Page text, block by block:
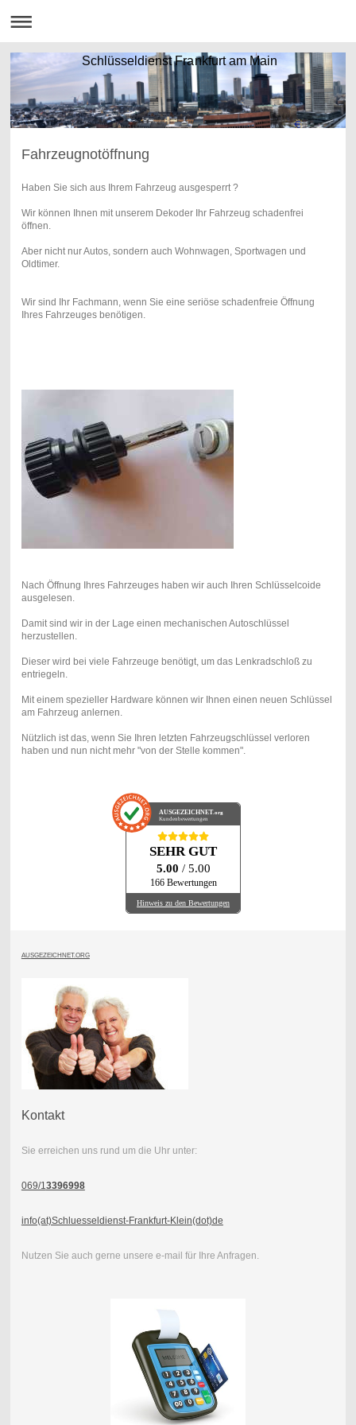
Schlüsseldienst Frankfurt am Main
Fahrzeugnotöffnung
Haben Sie sich aus Ihrem Fahrzeug ausgesperrt ?
Wir können Ihnen mit unserem Dekoder Ihr Fahrzeug schadenfrei
öffnen.
Aber nicht nur Autos, sondern auch Wohnwagen, Sportwagen und
Oldtimer.
Wir sind Ihr Fachmann, wenn Sie eine seriöse schadenfreie Öffnung
Ihres Fahrzeuges benötigen.
Nach Öffnung Ihres Fahrzeuges haben wir auch Ihren Schlüsselcoide
ausgelesen.
Damit sind wir in der Lage einen mechanischen Autoschlüssel
herzustellen.
Dieser wird bei viele Fahrzeuge benötigt, um das Lenkradschloß zu
entriegeln.
Mit einem spezieller Hardware können wir Ihnen einen neuen Schlüssel
am Fahrzeug anlernen.
Nützlich ist das, wenn Sie Ihren letzten Fahrzeugschlüssel verloren
haben und nun nicht mehr "von der Stelle kommen".
AUSGEZEICHNET.org
Kundenbewertungen
SEHR GUT
5.00 / 5.00
166 Bewertungen
Hinweis zu den Bewertungen
AUSGEZEICHNET.ORG
Kontakt
Sie erreichen uns rund um die Uhr unter:
069/1 3396998
info(at)Schluesseldienst-Frankfurt-Klein(dot)de
Nutzen Sie auch gerne unsere e-mail für Ihre Anfragen.